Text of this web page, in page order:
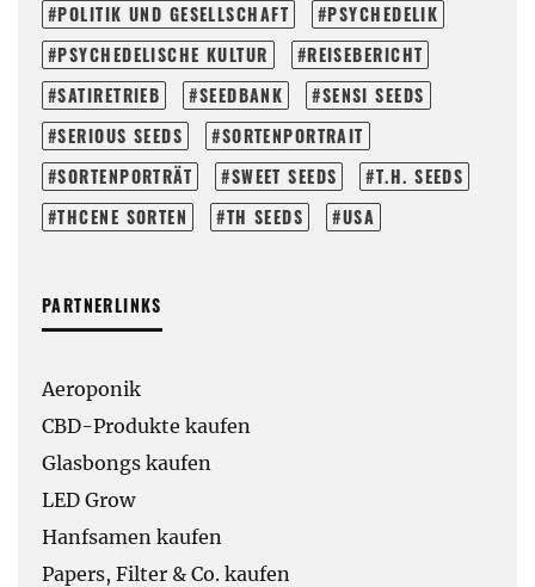
POLITIK UND GESELLSCHAFT
PSYCHEDELIK
PSYCHEDELISCHE KULTUR
REISEBERICHT
SATIRETRIEB
SEEDBANK
SENSI SEEDS
SERIOUS SEEDS
SORTENPORTRAIT
SORTENPORTRÄT
SWEET SEEDS
T.H. SEEDS
THCENE SORTEN
TH SEEDS USA
PARTNERLINKS
Aeroponik
CBD-Produkte kaufen
Glasbongs kaufen
LED Grow
Hanfsamen kaufen
Papers, Filter & Co. kaufen